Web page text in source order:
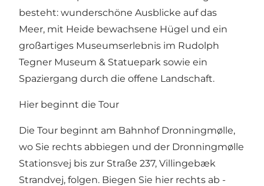
besteht: wunderschöne Ausblicke auf das
Meer, mit Heide bewachsene Hügel und ein
großartiges Museumserlebnis im Rudolph
Tegner Museum & Statuepark sowie ein
Spaziergang durch die offene Landschaft.
Hier beginnt die Tour
Die Tour beginnt am Bahnhof Dronningmølle,
wo Sie rechts abbiegen und der Dronningmølle
Stationsvej bis zur Straße 237, Villingebæk
Strandvej, folgen. Biegen Sie hier rechts ab -